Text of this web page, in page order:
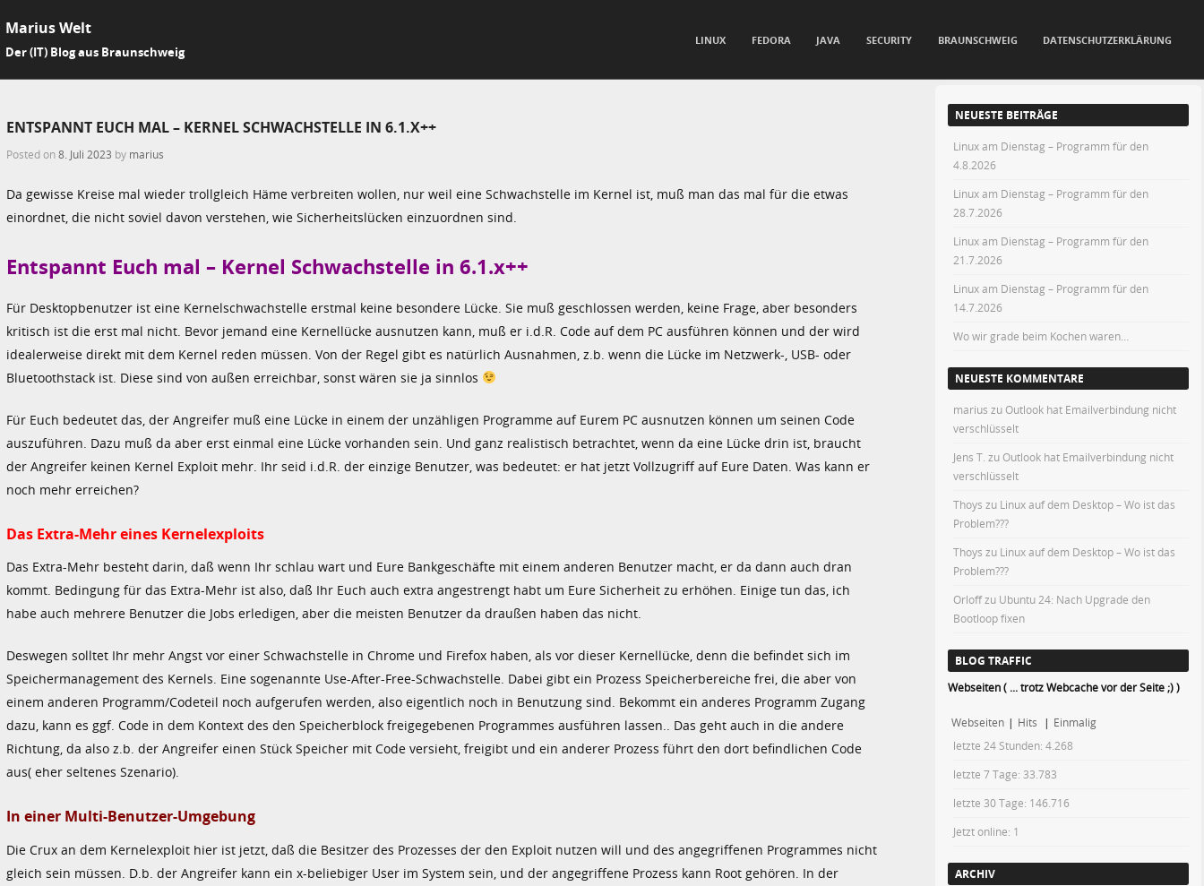
Marius Welt
Der (IT) Blog aus Braunschweig
LINUX FEDORA JAVA SECURITY BRAUNSCHWEIG DATENSCHUTZERKLÄRUNG
ENTSPANNT EUCH MAL – KERNEL SCHWACHSTELLE IN 6.1.X++
Posted on8. Juli 2023 by marius
Da gewisse Kreise mal wieder trollgleich Häme verbreiten wollen, nur weil eine Schwachstelle im Kernel ist, muß man das mal für die etwas
einordnet, die nicht soviel davon verstehen, wie Sicherheitslücken einzuordnen sind.
Entspannt Euch mal – Kernel Schwachstelle in 6.1.x++
Für Desktopbenutzer ist eine Kernelschwachstelle erstmal keine besondere Lücke. Sie muß geschlossen werden, keine Frage, aber besonders
kritisch ist die erst mal nicht. Bevor jemand eine Kernellücke ausnutzen kann, muß er i.d.R. Code auf dem PC ausführen können und der wird
idealerweise direkt mit dem Kernel reden müssen. Von der Regel gibt es natürlich Ausnahmen, z.b. wenn die Lücke im Netzwerk-, USB- oder
Bluetoothstack ist. Diese sind von außen erreichbar, sonst wären sie ja sinnlos
Für Euch bedeutet das, der Angreifer muß eine Lücke in einem der unzähligen Programme auf Eurem PC ausnutzen können um seinen Code
auszuführen. Dazu muß da aber erst einmal eine Lücke vorhanden sein. Und ganz realistisch betrachtet, wenn da eine Lücke drin ist, braucht
der Angreifer keinen Kernel Exploit mehr. Ihr seid i.d.R. der einzige Benutzer, was bedeutet: er hat jetzt Vollzugriff auf Eure Daten. Was kann er
noch mehr erreichen?
Das Extra-Mehr eines Kernelexploits
Das Extra-Mehr besteht darin, daß wenn Ihr schlau wart und Eure Bankgeschäfte mit einem anderen Benutzer macht, er da dann auch dran
kommt. Bedingung für das Extra-Mehr ist also, daß Ihr Euch auch extra angestrengt habt um Eure Sicherheit zu erhöhen. Einige tun das, ich
habe auch mehrere Benutzer die Jobs erledigen, aber die meisten Benutzer da draußen haben das nicht.
Deswegen solltet Ihr mehr Angst vor einer Schwachstelle in Chrome und Firefox haben, als vor dieser Kernellücke, denn die befindet sich im
Speichermanagement des Kernels. Eine sogenannte Use-After-Free-Schwachstelle. Dabei gibt ein Prozess Speicherbereiche frei, die aber von
einem anderen Programm/Codeteil noch aufgerufen werden, also eigentlich noch in Benutzung sind. Bekommt ein anderes Programm Zugang
dazu, kann es ggf. Code in dem Kontext des den Speicherblock freigegebenen Programmes ausführen lassen.. Das geht auch in die andere
Richtung, da also z.b. der Angreifer einen Stück Speicher mit Code versieht, freigibt und ein anderer Prozess führt den dort befindlichen Code
aus( eher seltenes Szenario).
In einer Multi-Benutzer-Umgebung
Die Crux an dem Kernelexploit hier ist jetzt, daß die Besitzer des Prozesses der den Exploit nutzen will und des angegriffenen Programmes nicht
gleich sein müssen. D.b. der Angreifer kann ein x-beliebiger User im System sein, und der angegriffene Prozess kann Root gehören. In der
NEUESTE BEITRÄGE
Linux am Dienstag – Programm für den
4.8.2026
Linux am Dienstag – Programm für den
28.7.2026
Linux am Dienstag – Programm für den
21.7.2026
Linux am Dienstag – Programm für den
14.7.2026
Wo wir grade beim Kochen waren…
NEUESTE KOMMENTARE
marius zuOutlook hat Emailverbindung nicht
verschlüsselt
Jens T. zuOutlook hat Emailverbindung nicht
verschlüsselt
Thoys zu Linux auf dem Desktop – Wo ist das
Problem???
Thoys zu Linux auf dem Desktop – Wo ist das
Problem???
Orloffzu Ubuntu 24: Nach Upgrade den
Bootloop fixen
BLOG TRAFFIC
Webseiten ( ... trotz Webcache vor der Seite ;) )
Webseiten | Hits | Einmalig
letzte 24 Stunden:4.268
letzte 7 Tage: 33.783
letzte 30 Tage: 146.716
Jetzt online: 1
ARCHIV